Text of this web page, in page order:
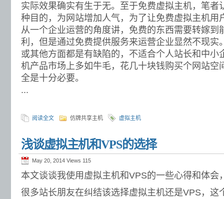
实际效果确实有生于无。至于免费虚拟主机，笔者
种目的，为网站增加人气，为了让免费虚拟主机用
从一个企业运营的角度讲，免费的东西需要转嫁到
利，但是通过免费提供服务来运营企业显然不现实
或其他方面都是有缺陷的，不适合个人站长和中小
机产品市场上多如牛毛，花几十块钱购买个网站空
全是十分必要。
...
阅读全文 仿牌共享主机 虚拟主机
浅谈虚拟主机和VPS的选择
May 20, 2014 Views 115
本文谈谈我使用虚拟主机和VPS的一些心得和体会
很多站长朋友在纠结该选择虚拟主机还是VPS，这